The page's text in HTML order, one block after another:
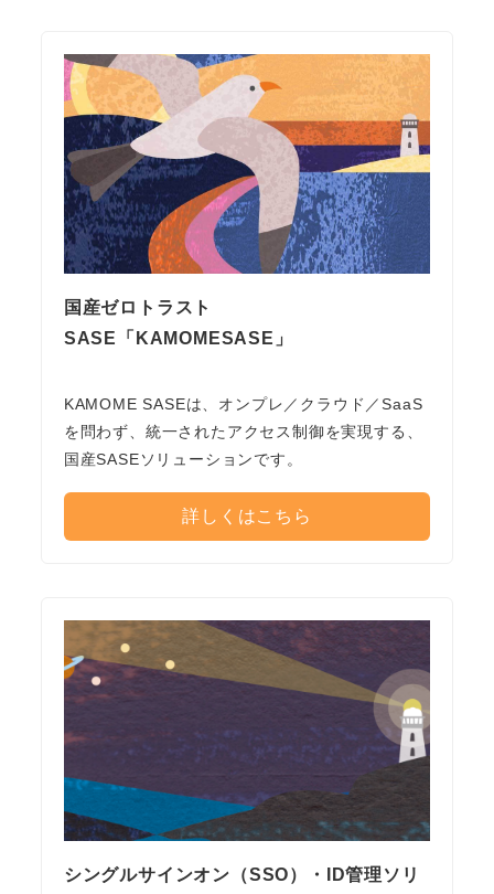
国産ゼロトラスト
SASE「KAMOMESASE」
KAMOME SASEは、オンプレ／クラウド／SaaS
を問わず、統一されたアクセス制御を実現する、
国産SASEソリューションです。
詳しくはこちら
シングルサインオン（SSO）・ID管理ソリ